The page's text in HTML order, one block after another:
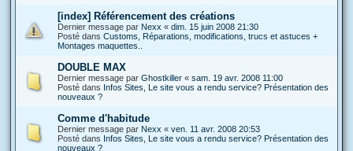
[index] Référencement des créations
Dernier message par Nexx « dim. 15 juin 2008 21:30
Posté dans Customs, Réparations, modifications, trucs et astuces +
Montages maquettes..
DOUBLE MAX
Dernier message par Ghostkiller « sam. 19 avr. 2008 11:00
Posté dans Infos Sites, Le site vous a rendu service? Présentation des
nouveaux ?
Comme d'habitude
Dernier message par Nexx « ven. 11 avr. 2008 20:53
Posté dans Infos Sites, Le site vous a rendu service? Présentation des
nouveaux ?